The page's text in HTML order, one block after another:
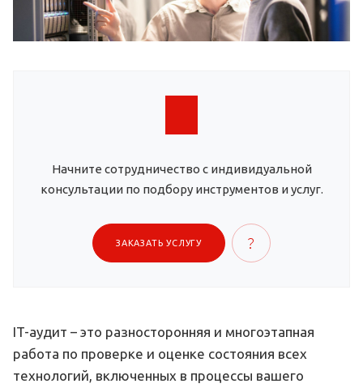
Начните сотрудничество с индивидуальной
консультации по подбору инструментов и услуг.
ЗАКАЗАТЬ УСЛУГУ
IT-аудит – это разносторонняя и многоэтапная
работа по проверке и оценке состояния всех
технологий, включенных в процессы вашего